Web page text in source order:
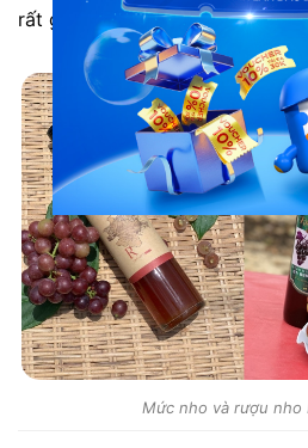
rất giá trị.
Mức nho và rượu nho